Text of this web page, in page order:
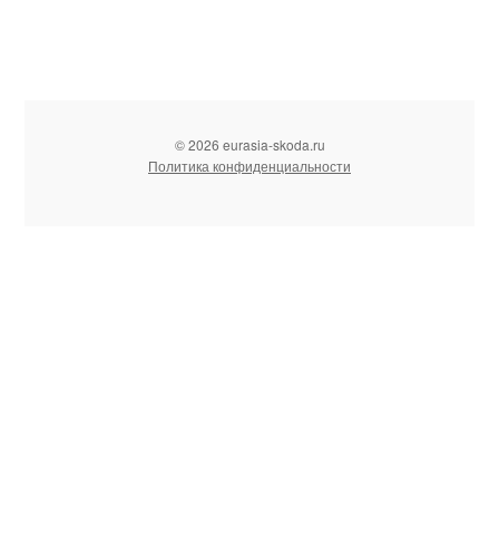
© 2026 eurasia-skoda.ru
Политика конфиденциальности